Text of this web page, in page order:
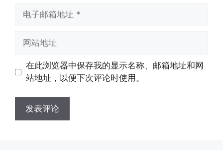
址
址
在此浏览器中保存我的显示名称、邮箱地址和网
站地址，以便下次评论时使用。